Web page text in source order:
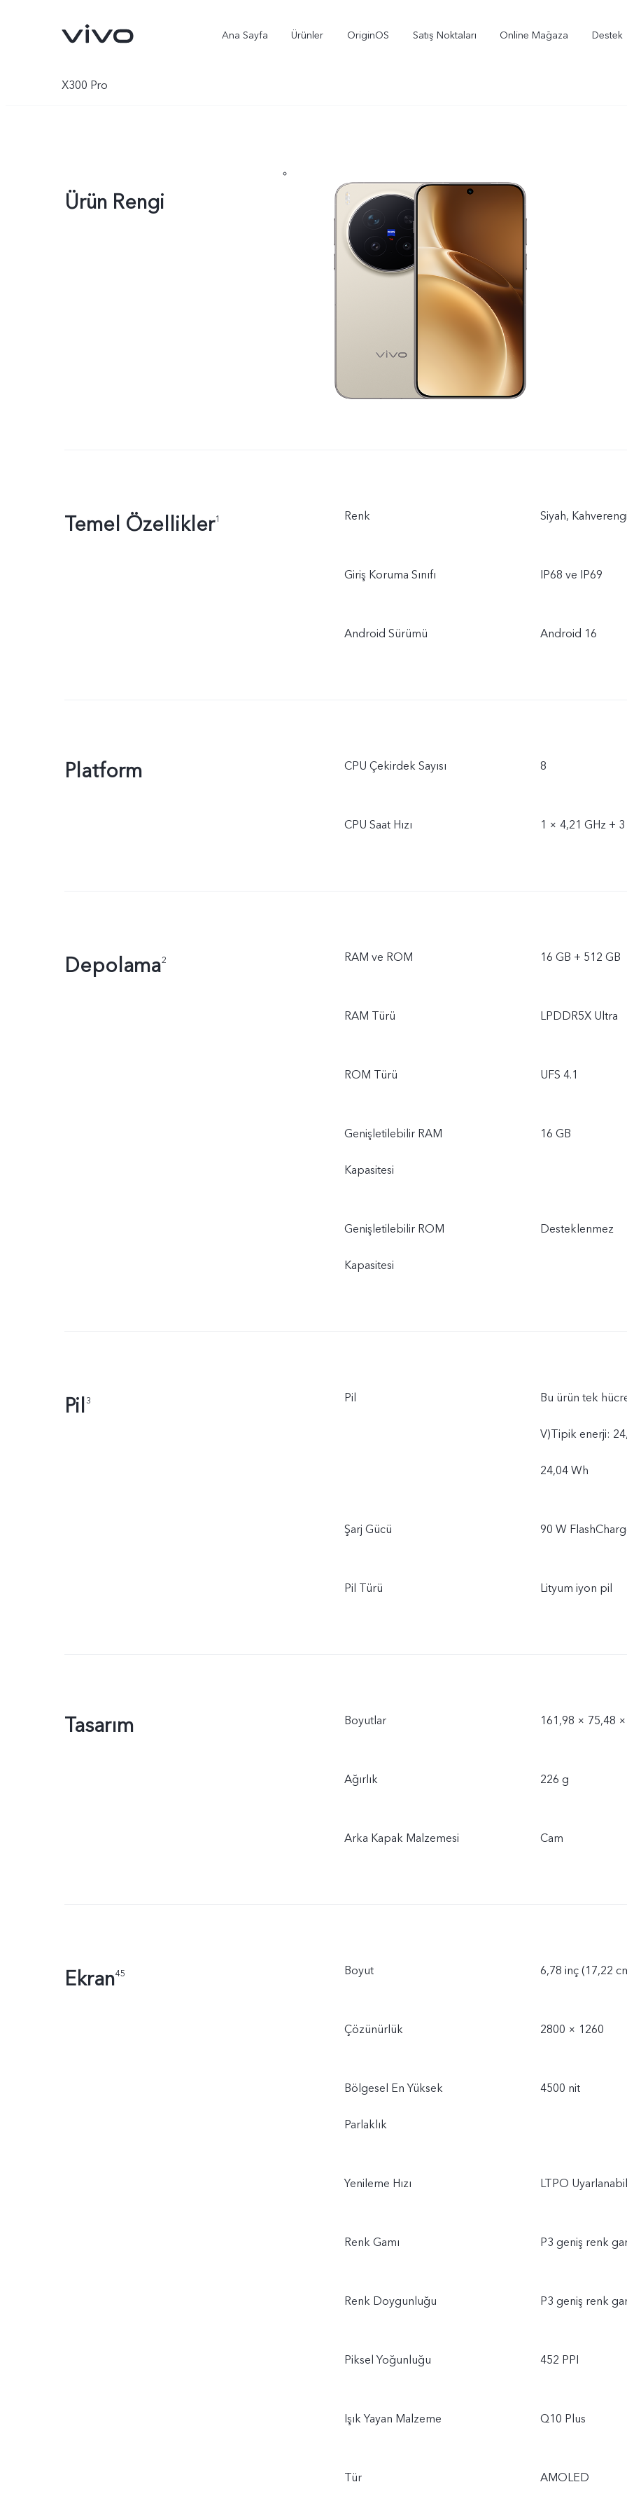
Ana Sayfa Ürünler OriginOS Satış Noktaları Online Mağaza Destek
X300 yeni
X300 Pro
Ürün Rengi
Temel Özellikler1 Renk Siyah, Kahverengi
Giriş Koruma Sınıfı IP68 ve IP69
Android Sürümü Android 16
Platform CPU Çekirdek Sayısı 8
CPU Saat Hızı 1 × 4,21 GHz +
Depolama2 RAM ve ROM 16 GB + 512 GB
RAM Türü LPDDR5X Ultra
ROM Türü UFS 4.1
Genişletilebilir RAM
Kapasitesi
16 GB
Genişletilebilir ROM
Kapasitesi
Desteklenmez
Pil3 Pil Bu ürün tek
V)Tipik enerji:
24,04 Wh
Şarj Gücü 90 W
Pil Türü Lityum iyon pil
Tasarım Boyutlar 161,98 × 75,48
Ağırlık 226 g
Arka Kapak Malzemesi Cam
Ekran45 Boyut 6,78 inç (17,22
Çözünürlük 2800 × 1260
Bölgesel En Yüksek
Parlaklık
4500 nit
Yenileme Hızı LTPO
Renk Gamı P3 geniş renk
Renk Doygunluğu P3 geniş renk
Piksel Yoğunluğu 452 PPI
Işık Yayan Malzeme Q10 Plus
Tür AMOLED